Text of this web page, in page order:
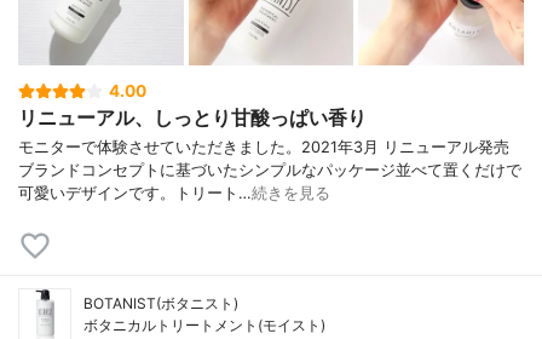
4.00
リニューアル、しっとり甘酸っぱい香り
モニターで体験させていただきました。2021年3月 リニューアル発売
ブランドコンセプトに基づいたシンプルなパッケージ並べて置くだけで
可愛いデザインです。トリート…続きを見る
BOTANIST(ボタニスト)
ボタニカルトリートメント(モイスト)